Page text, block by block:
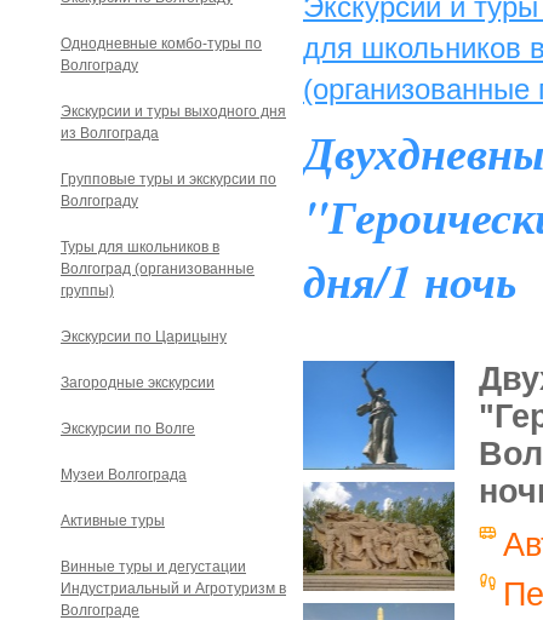
Экскурсии и
для школьников
(организованные
дня/1 ночь
Однодневные комбо-туры по
Волгограду
Экскурсии и туры выходного дня
из Волгограда
Групповые туры и экскурсии по
Волгограду
Туры для школьников в
Волгоград (организованные
группы)
Экскурсии по Царицыну
Загородные экскурсии
Экскурсии по Волге
Музеи Волгограда
Активные туры
Винные туры и дегустации
Индустриальный и Агротуризм в
Волгограде